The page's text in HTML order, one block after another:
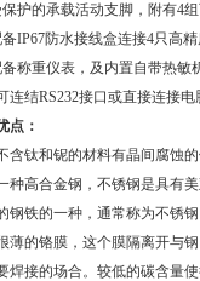
护的承载活动支脚，附有4
IP67防水接线盒连接4只高
备称重仪表，及内置自带热敏
连结RS232接口或直接连接
点：
含钛和铌的材料有晶间腐蚀
种高合金钢，不锈钢是具有
钢铁的一种，通常称为不锈
薄的铬膜，这个膜隔离开与
焊接的场合。较低的碳含量